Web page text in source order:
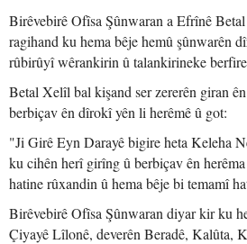
Birêvebirê Ofîsa Şûnwaran a Efrînê
ragihand ku hema bêje hemû şûnwarên
rûbirûyî wêrankirin û talankirineke
Betal Xelîl bal kişand ser zererên giran
berbiçav ên dîrokî yên li herêmê û got:
"Ji Girê Eyn Darayê bigire heta Keleha
ku cihên herî girîng û berbiçav ên
hatine rûxandin û hema bêje bi temamî
Birêvebirê Ofîsa Şûnwaran diyar kir ku
Çiyayê Lîlonê, deverên Beradê, Kalûta,